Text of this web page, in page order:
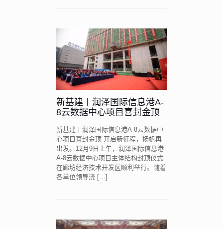
新基建丨润泽国际信息港A-
8云数据中心项目喜封金顶
新基建丨润泽国际信息港A-8云数据中
心项目喜封金顶 开启新征程，扬帆再
出发。12月9日上午，润泽国际信息港
A-8云数据中心项目主体结构封顶仪式
在廊坊经济技术开发区顺利举行。随着
各单位领导浇 […]